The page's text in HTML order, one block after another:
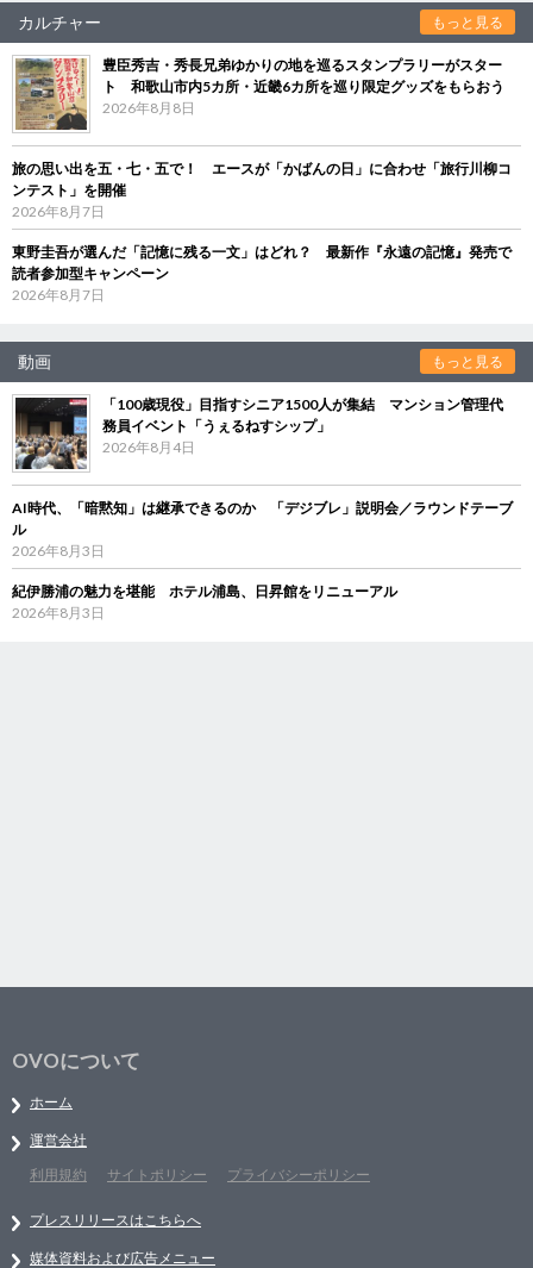
カルチャー もっと見る
豊臣秀吉・秀長兄弟ゆかりの地を巡るスタンプラリーがスター
ト 和歌山市内5カ所・近畿6カ所を巡り限定グッズをもらおう
2026年8月8日
旅の思い出を五・七・五で！ エースが「かばんの日」に合わせ「旅行川柳コ
ンテスト」を開催
2026年8月7日
東野圭吾が選んだ「記憶に残る一文」はどれ？ 最新作『永遠の記憶』発売で
読者参加型キャンペーン
2026年8月7日
動画 もっと見る
「100歳現役」目指すシニア1500人が集結 マンション管理代
務員イベント「うぇるねすシップ」
2026年8月4日
AI時代、「暗黙知」は継承できるのか 「デジブレ」説明会／ラウンドテーブ
ル
2026年8月3日
紀伊勝浦の魅力を堪能 ホテル浦島、日昇館をリニューアル
2026年8月3日
OVOについて
ホーム
運営会社
利用規約
サイトポリシー プライバシーポリシー
プレスリリースはこちらへ
媒体資料および広告メニュー